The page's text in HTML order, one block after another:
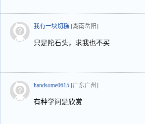
我有一块切糕 [湖南岳阳]
只是陀石头，求我也不买
handsome0615 [广东广州]
有种学问是欣赏